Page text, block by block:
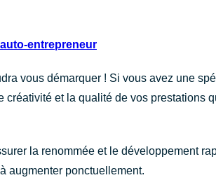
entrepreneur
vous démarquer ! Si vous avez une
créativité et la qualité de vos prestations
la renommée et le développement
augmenter ponctuellement.